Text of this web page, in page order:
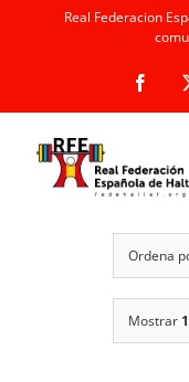
Real Federacion
Ordena
Mostrar